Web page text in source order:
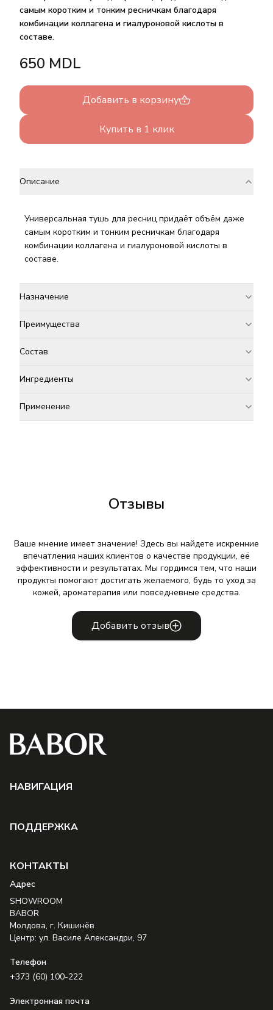
самым коротким и тонким ресничкам благодаря
комбинации коллагена и гиалуроновой кислоты в
составе.
650 MDL
Добавить в корзину
Купить в 1 клик
Описание
Универсальная тушь для ресниц придаёт объём даже
самым коротким и тонким ресничкам благодаря
комбинации коллагена и гиалуроновой кислоты в
составе.
Назначение
Преимущества
Состав
Ингредиенты
Применение
Отзывы
Ваше мнение имеет значение! Здесь вы найдете искренние
впечатления наших клиентов о качестве продукции, её
эффективности и результатах. Мы гордимся тем, что наши
продукты помогают достигать желаемого, будь то уход за
кожей, ароматерапия или повседневные средства.
Добавить отзыв
НAВИГАЦИЯ
ПОДДЕРЖКА
КОНТАКТЫ
Aдрес
SHOWROOM
BABOR
Молдова, г. Кишинёв
Центр: ул. Василе Александри, 97
Телефон
+373 (60) 100-222
Электронная почта